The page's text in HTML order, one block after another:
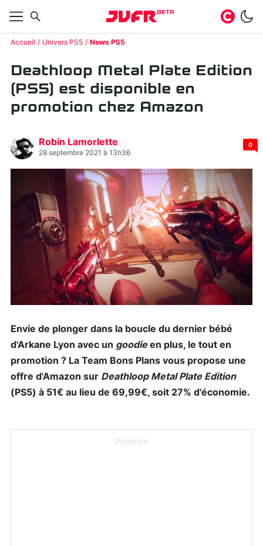
BETA
Accueil Univers PS5 News PS5
Deathloop Metal Plate Edition
(PS5) est disponible en
promotion chez Amazon
Robin Lamorlette
28 septembre 2021 à 13h36
0
Envie de plonger dans la boucle du dernier bébé
d'Arkane Lyon avec un goodieen plus, le tout en
promotion ? La Team Bons Plans vous propose une
offre d'Amazon sur Deathloop Metal Plate Edition
(PS5) à 51€ au lieu de 69,99€, soit 27% d'économie.
Publicité